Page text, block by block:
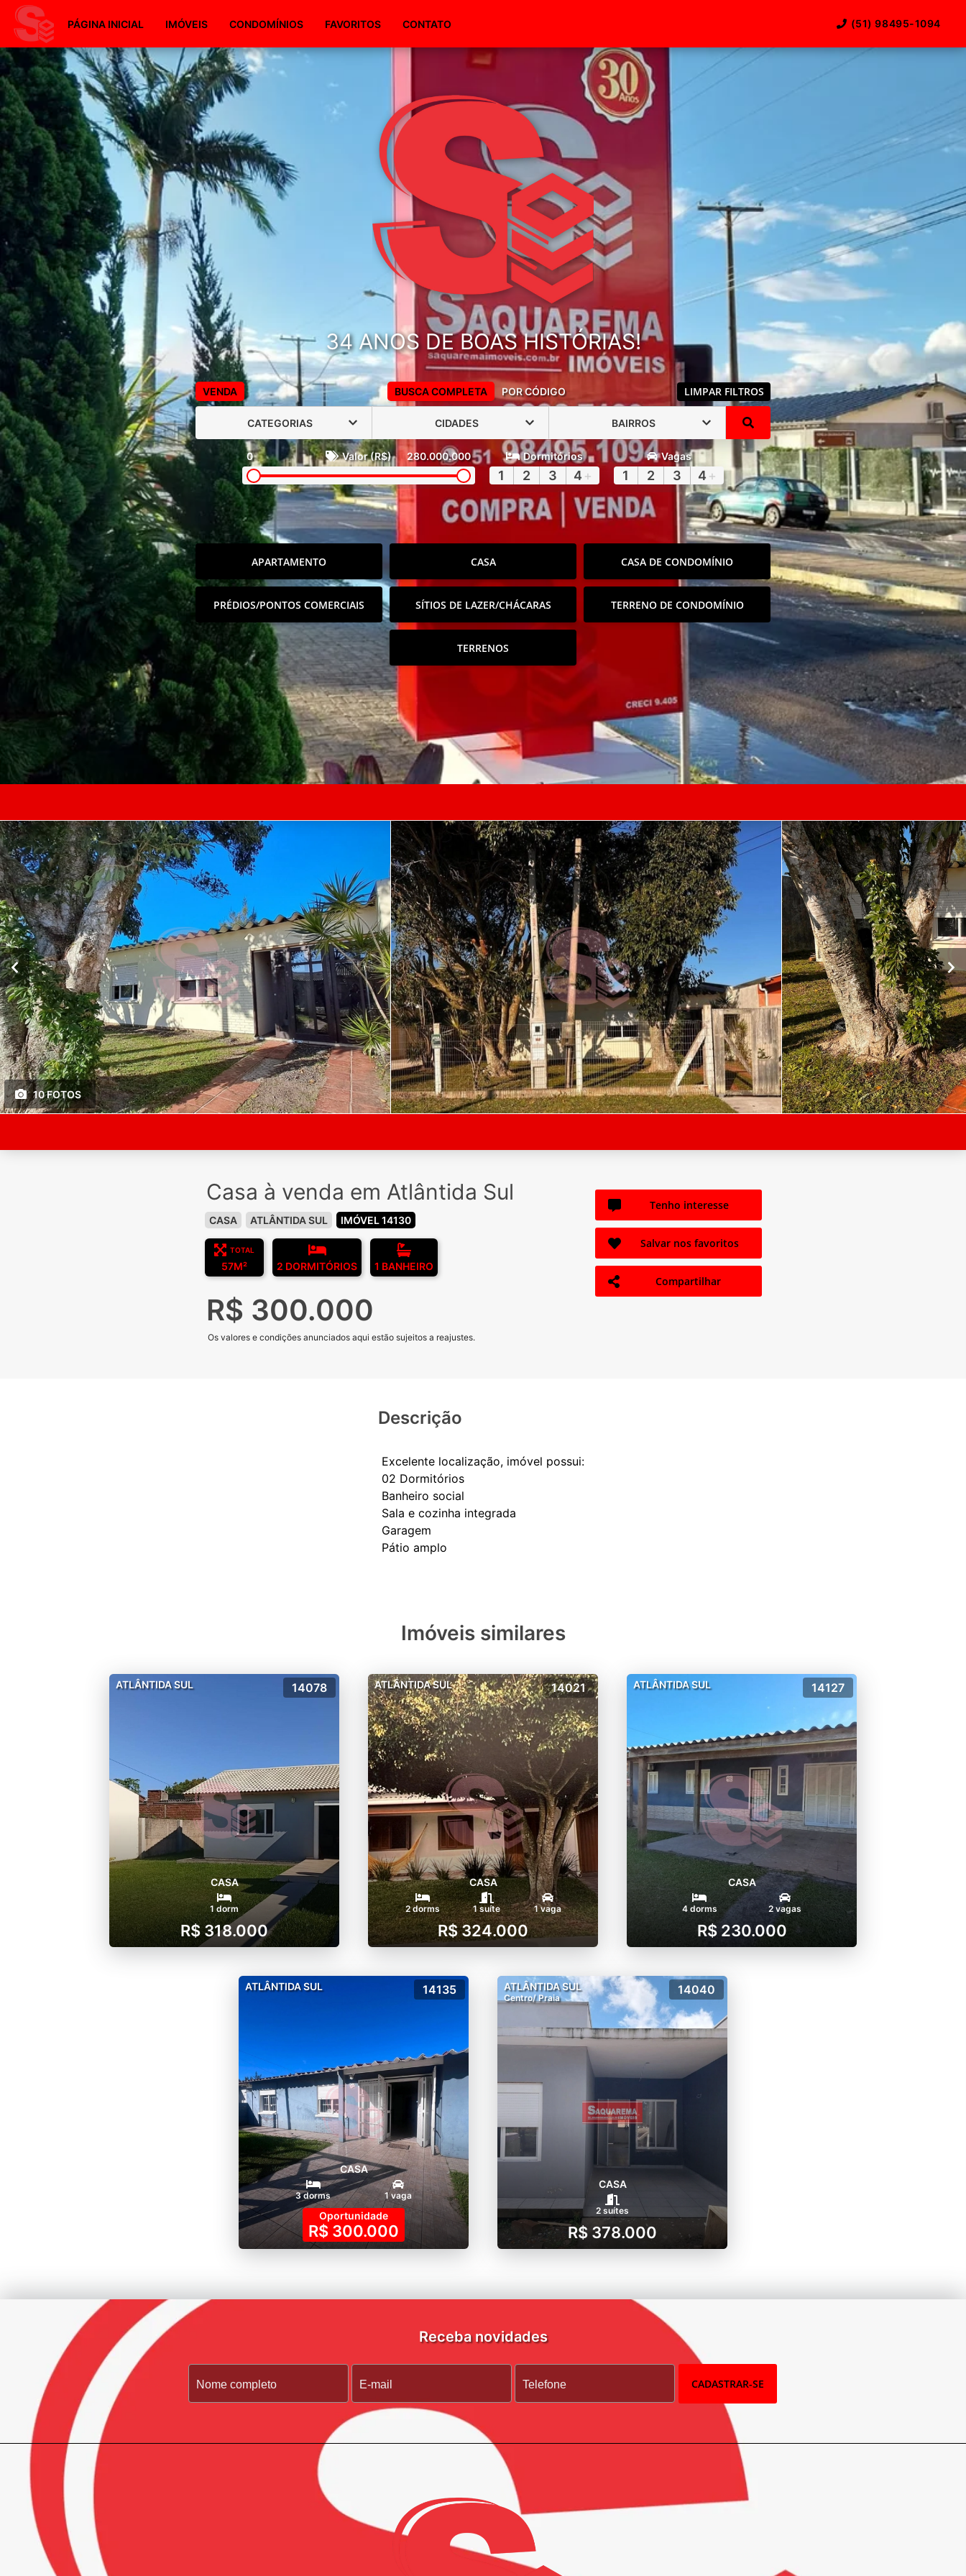
(51) 98495-1094
PÁGINA INICIAL IMÓVEIS CONDOMÍNIOS FAVORITOS CONTATO (51) 98495-1094
34 ANOS DE BOAS HISTÓRIAS!
VENDA BUSCA COMPLETA POR CÓDIGO LIMPAR FILTROS
CATEGORIAS CIDADES BAIRROS
0 Valor (R$) 280.000.000 Dormitórios
1 2 3 4 +
Vagas
1 2 3 4 +
APARTAMENTO CASA CASA DE CONDOMÍNIO
PRÉDIOS/PONTOS COMERCIAIS SÍTIOS DE LAZER/CHÁCARAS TERRENO DE CONDOMÍNIO
TERRENOS
10 FOTOS
Casa à venda em Atlântida Sul
CASA ATLÂNTIDA SUL IMÓVEL 14130
TOTAL
57M² 2 DORMITÓRIOS 1 BANHEIRO
R$ 300.000
Os valores e condições anunciados aqui estão sujeitos a reajustes.
Tenho interesse
Salvar nos favoritos
Compartilhar
Descrição
Excelente localização, imóvel possui:
02 Dormitórios
Banheiro social
Sala e cozinha integrada
Garagem
Imóveis similares
ATLÂNTIDA SUL 14078
CASA
1 dorm
R$ 318.000
ATLÂNTIDA SUL 14021
CASA
2 dorms 1 suíte 1 vaga
R$ 324.000
ATLÂNTIDA SUL 14127
CASA
4 dorms 2 vagas
R$ 230.000
ATLÂNTIDA SUL 14135
CASA
3 dorms 1 vaga
Oportunidade
R$ 300.000
ATLÂNTIDA SUL
Centro/ Praia
14040
CASA
2 suítes
R$ 378.000
Receba novidades
CADASTRAR-SE